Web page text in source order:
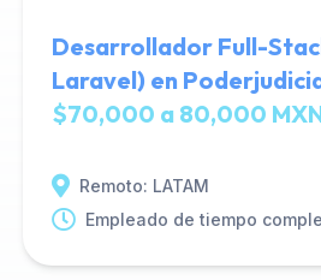
Desarrollador Full-
Laravel) en
$70,000 a 80,000
Remoto: LATAM
Empleado de tiempo